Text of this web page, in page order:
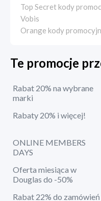
Top Secret kody
Vobis
Orange kody
Te promocje
Rabat 20% na wybrane
marki
Rabaty 20% i więcej!
ONLINE MEMBERS
DAYS
Oferta miesiąca w
Douglas do -50%
Rabat 22% do zamówień